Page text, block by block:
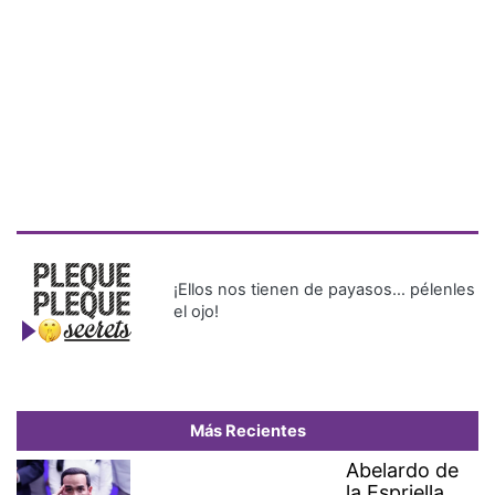
¡Ellos nos tienen de payasos… pélenles
el ojo!
Más Recientes
Abelardo de